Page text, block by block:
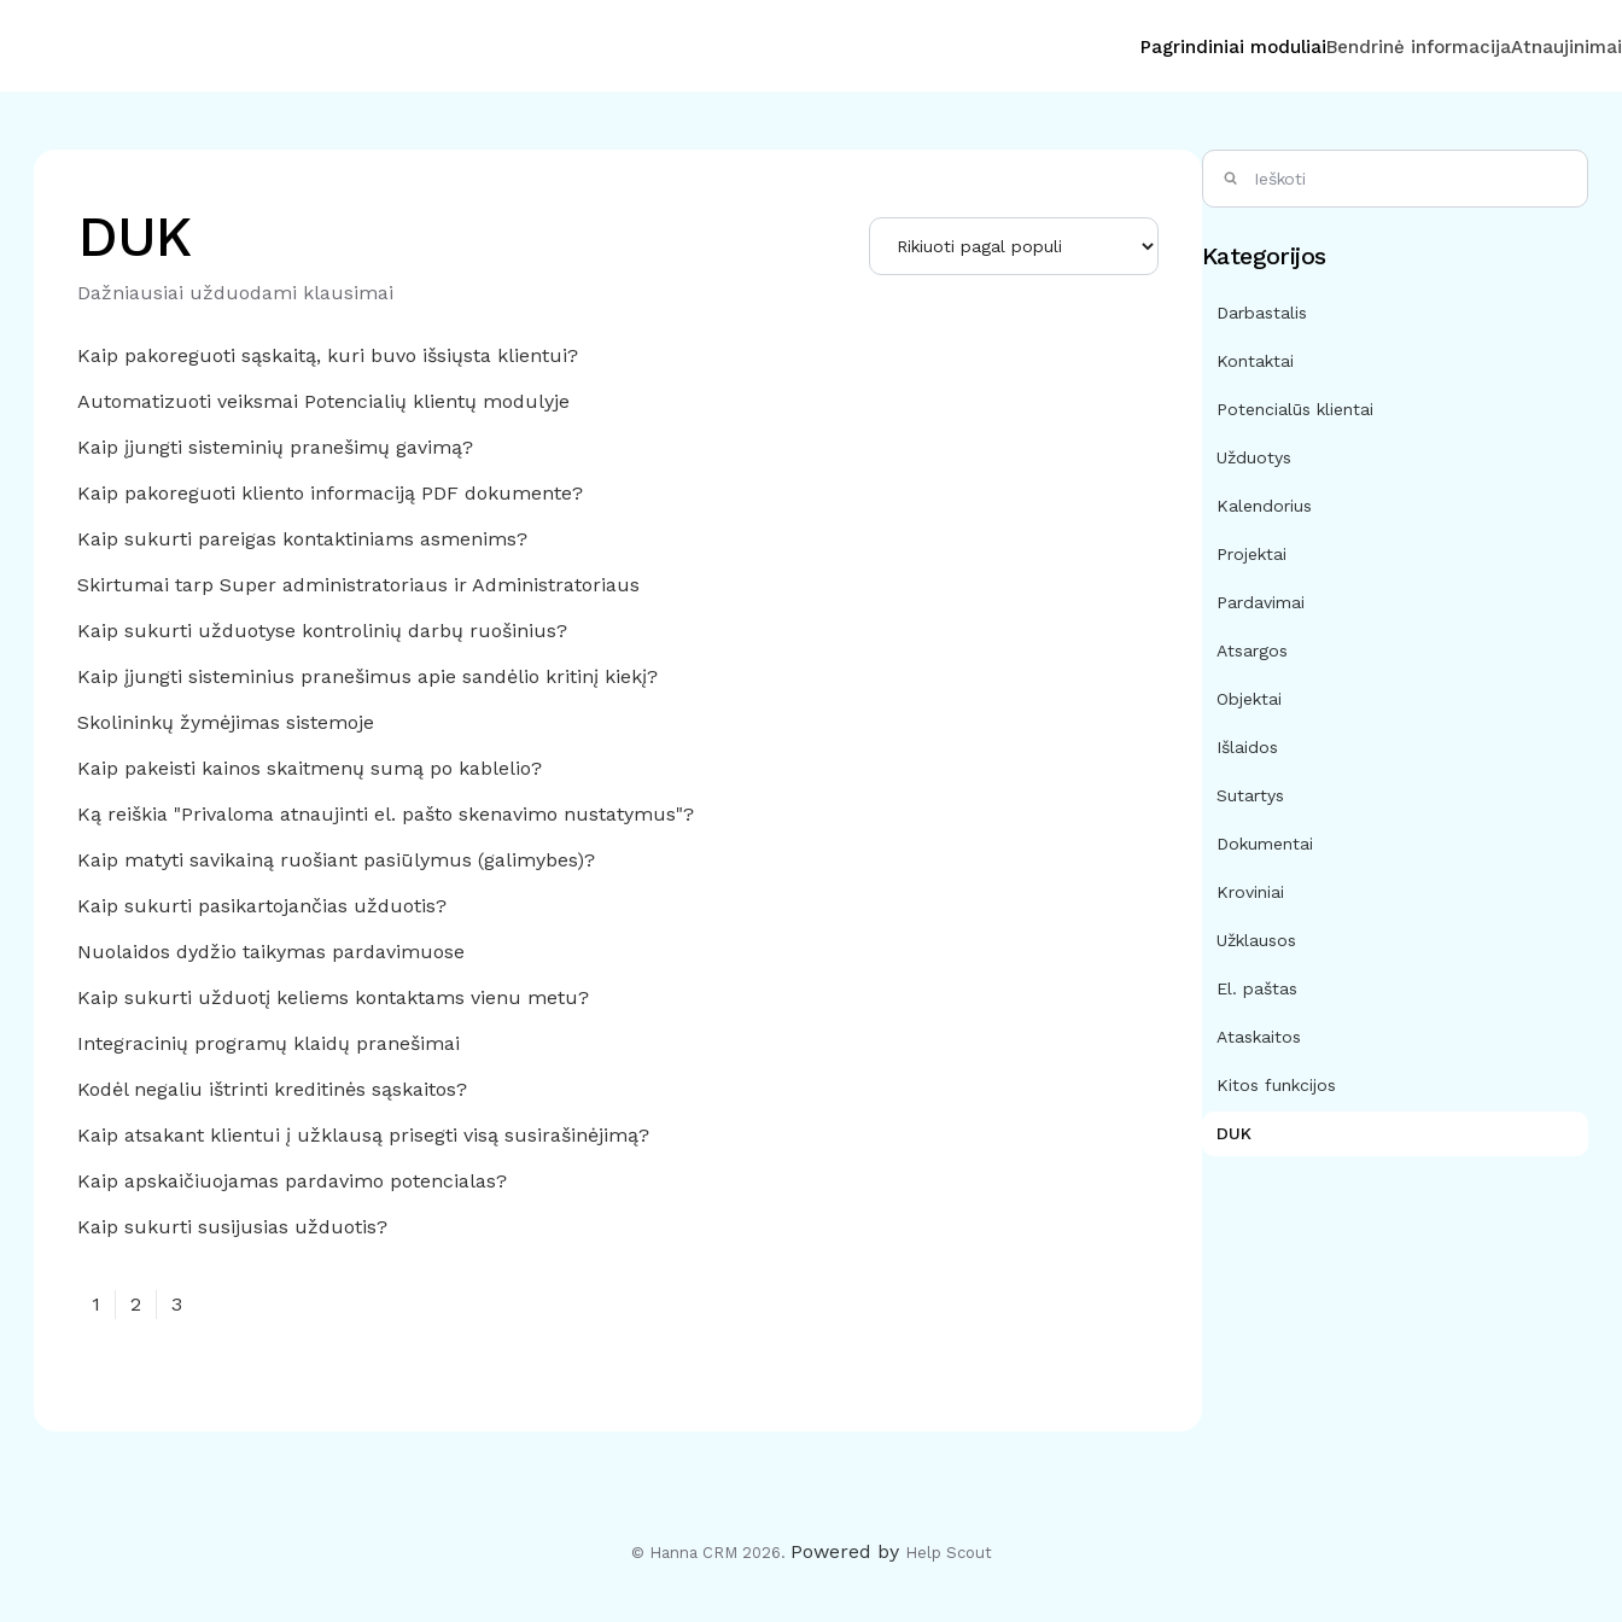
Pagrindiniai moduliaiBendrinė informacijaAtnaujinimai
DUK
Dažniausiai užduodami klausimai
Kaip pakoreguoti sąskaitą, kuri buvo išsiųsta klientui?
Automatizuoti veiksmai Potencialių klientų modulyje
Kaip įjungti sisteminių pranešimų gavimą?
Kaip pakoreguoti kliento informaciją PDF dokumente?
Kaip sukurti pareigas kontaktiniams asmenims?
Skirtumai tarp Super administratoriaus ir Administratoriaus
Kaip sukurti užduotyse kontrolinių darbų ruošinius?
Kaip įjungti sisteminius pranešimus apie sandėlio kritinį kiekį?
Skolininkų žymėjimas sistemoje
Kaip pakeisti kainos skaitmenų sumą po kablelio?
Ką reiškia "Privaloma atnaujinti el. pašto skenavimo nustatymus"?
Kaip matyti savikainą ruošiant pasiūlymus (galimybes)?
Kaip sukurti pasikartojančias užduotis?
Nuolaidos dydžio taikymas pardavimuose
Kaip sukurti užduotį keliems kontaktams vienu metu?
Integracinių programų klaidų pranešimai
Kodėl negaliu ištrinti kreditinės sąskaitos?
Kaip atsakant klientui į užklausą prisegti visą susirašinėjimą?
Kaip apskaičiuojamas pardavimo potencialas?
Kaip sukurti susijusias užduotis?
1 2 3
Kategorijos
Darbastalis
Kontaktai
Potencialūs klientai
Užduotys
Kalendorius
Projektai
Pardavimai
Atsargos
Objektai
Išlaidos
Sutartys
Dokumentai
Kroviniai
Užklausos
El. paštas
Ataskaitos
Kitos funkcijos
DUK
© Hanna CRM 2026. Powered by Help Scout